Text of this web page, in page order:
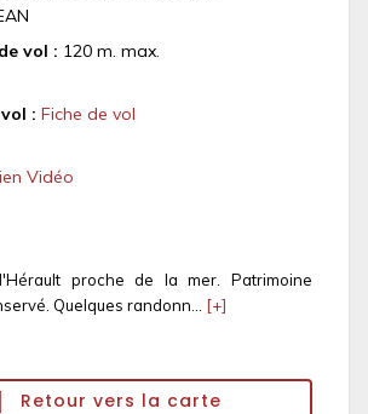
vol : 120 m. max.
: Fiche de vol
Vidéo
proche de la mer. Patrimoine
Quelques randonn... [+]
Retour vers la carte